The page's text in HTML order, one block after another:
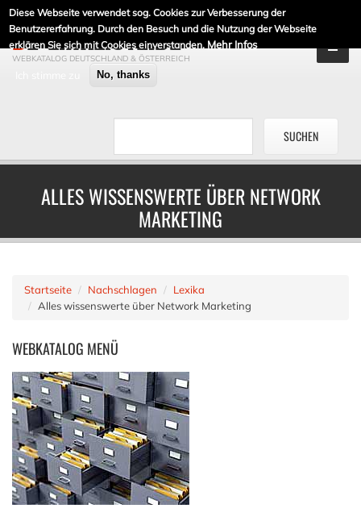
Diese Webseite verwendet sog. Cookies zur Verbesserung der
Benutzererfahrung. Durch den Besuch und die Nutzung der Webseite
erklären Sie sich mit Cookies einverstanden. Mehr Infos
No, thanks
DE-LINKLISTE.DE
WEBKATALOG DEUTSCHLAND & ÖSTERREICH
ALLES WISSENSWERTE ÜBER NETWORK
MARKETING
Startseite Nachschlagen
Lexika
Alles wissenswerte über Network Marketing
WEBKATALOG MENÜ